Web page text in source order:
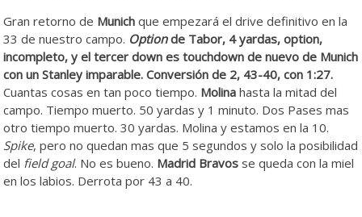
Gran retorno de Munich que empezará el drive definitivo en la
33 de nuestro campo. Optionde Tabor, 4 yardas, option,
incompleto, y el tercer down es touchdown de nuevo de Munich
con un Stanley imparable. Conversión de 2, 43-40, con 1:27.
Cuantas cosas en tan poco tiempo. Molina hasta la mitad del
campo. Tiempo muerto. 50 yardas y 1 minuto. Dos Pases mas
otro tiempo muerto. 30 yardas. Molina y estamos en la 10.
Spike, pero no quedan mas que 5 segundos y solo la posibilidad
del field goal. No es bueno. Madrid Bravos se queda con la miel
en los labios. Derrota por 43 a 40.